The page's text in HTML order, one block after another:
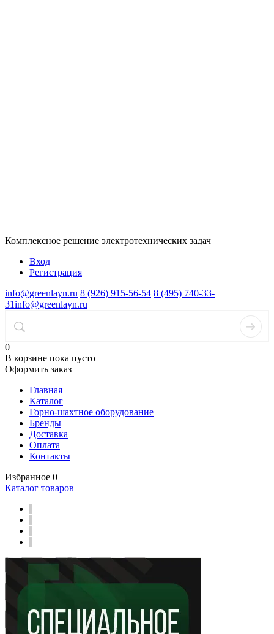
Комплексное решение электротехнических задач
Вход
Регистрация
info@greenlayn.ru 8 (926) 915-56-54 8 (495) 740-33-
31info@greenlayn.ru
0
В корзине пока пусто
Оформить заказ
Главная
Каталог
Горно-шахтное оборудование
Бренды
Доставка
Оплата
Контакты
Избранное 0
Каталог товаров